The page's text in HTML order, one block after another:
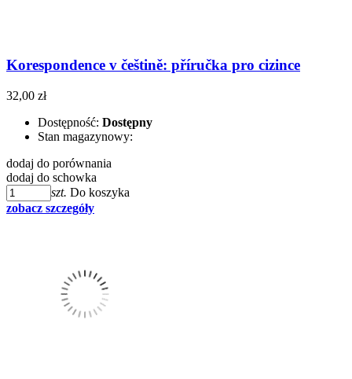
Korespondence v češtině: příručka pro cizince
32,00 zł
Dostępność: Dostępny
Stan magazynowy:
dodaj do porównania
dodaj do schowka
szt. Do koszyka
zobacz szczegóły